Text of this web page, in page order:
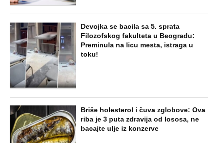
Devojka se bacila sa 5. sprata
Filozofskog fakulteta u Beogradu:
Preminula na licu mesta, istraga u
toku!
Briše holesterol i čuva zglobove: Ova
riba je 3 puta zdravija od lososa, ne
bacajte ulje iz konzerve